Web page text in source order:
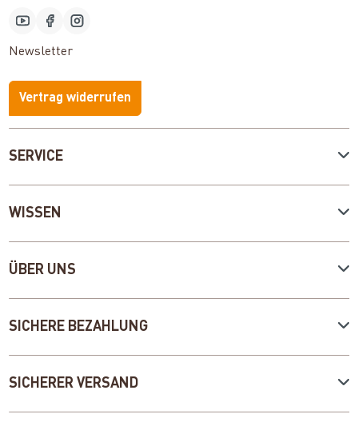
SERVICE
WISSEN
ÜBER UNS
Newsletter
Vertrag widerrufen
SICHERE BEZAHLUNG
SICHERER VERSAND